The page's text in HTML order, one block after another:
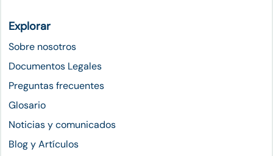
Explorar
Sobre nosotros
Documentos Legales
Preguntas frecuentes
Glosario
Noticias y comunicados
Blog y Artículos